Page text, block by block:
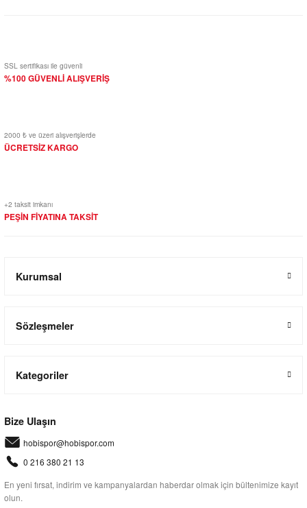
SSL sertifikası ile güvenli
%100 GÜVENLİ ALIŞVERİŞ
2000 ₺ ve üzeri alışverişlerde
ÜCRETSİZ KARGO
+2 taksit imkanı
PEŞİN FİYATINA TAKSİT
Kurumsal
Sözleşmeler
Kategoriler
Bize Ulaşın
hobispor@hobispor.com
0 216 380 21 13
En yeni fırsat, indirim ve kampanyalardan haberdar olmak için bültenimize kayıt
olun.